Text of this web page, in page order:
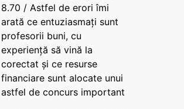
8.70 / Astfel de erori îmi
arată ce entuziasmați sunt
profesorii buni, cu
experiență să vină la
corectat și ce resurse
financiare sunt alocate unui
astfel de concurs important